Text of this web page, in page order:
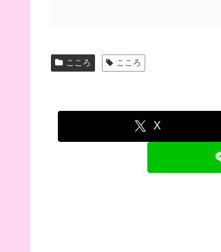
こころ こころ
X